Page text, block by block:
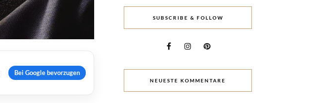
Bei Google bevorzugen
SUBSCRIBE & FOLLOW
NEUESTE KOMMENTARE